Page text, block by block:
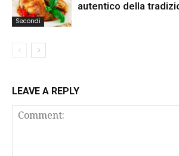
Secondi
autentico della
LEAVE A REPLY